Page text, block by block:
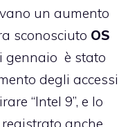
un aumento
sconosciuto OS
gennaio è stato
degli accessi
“Intel 9”, e lo